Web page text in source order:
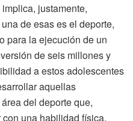
justamente,
de esas es el deporte,
para la ejecución de un
de seis millones y
a estos adolescentes
aquellas
del deporte que,
una habilidad física,